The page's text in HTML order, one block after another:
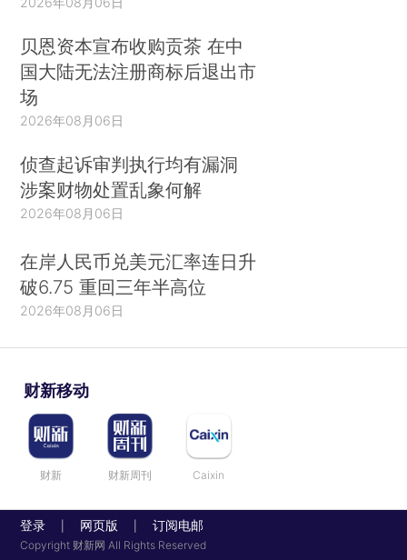
贝恩资本宣布收购贡茶 在中
国大陆无法注册商标后退出市
场
2026年08月06日
侦查起诉审判执行均有漏洞
涉案财物处置乱象何解
2026年08月06日
在岸人民币兑美元汇率连日升
破6.75 重回三年半高位
2026年08月06日
财新移动
财新 财新周刊 Caixin
登录 网页版 订阅电邮
Copyright 财新网 All Rights Reserved